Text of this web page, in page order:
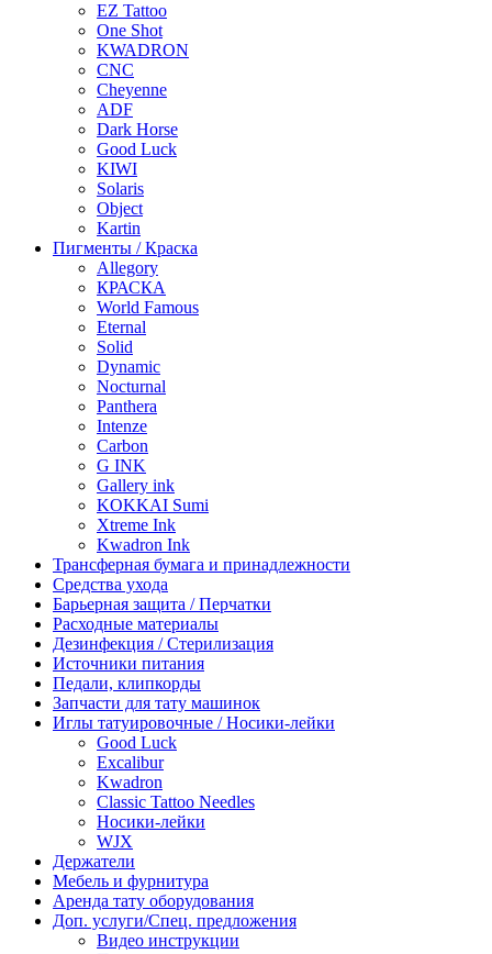
EZ Tattoo
One Shot
KWADRON
CNC
Cheyenne
ADF
Dark Horse
Good Luck
KIWI
Solaris
Object
Kartin
Пигменты / Краска
Allegory
КРАСКА
World Famous
Eternal
Solid
Dynamic
Nocturnal
Panthera
Intenze
Carbon
G INK
Gallery ink
KOKKAI Sumi
Xtreme Ink
Kwadron Ink
Трансферная бумага и принадлежности
Средства ухода
Барьерная защита / Перчатки
Расходные материалы
Дезинфекция / Стерилизация
Источники питания
Педали, клипкорды
Запчасти для тату машинок
Иглы татуировочные / Носики-лейки
Good Luck
Excalibur
Kwadron
Classic Tattoo Needles
Носики-лейки
WJX
Держатели
Мебель и фурнитура
Аренда тату оборудования
Доп. услуги/Спец. предложения
Видео инструкции